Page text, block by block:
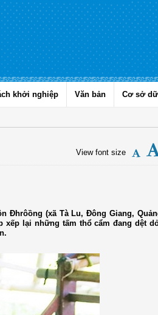
khởi nghiệp Văn bản Cơ sở
View font size
Đhrôồng (xã Tà Lu, Đông Giang,
xếp lại những tấm thổ cẩm đang dệt